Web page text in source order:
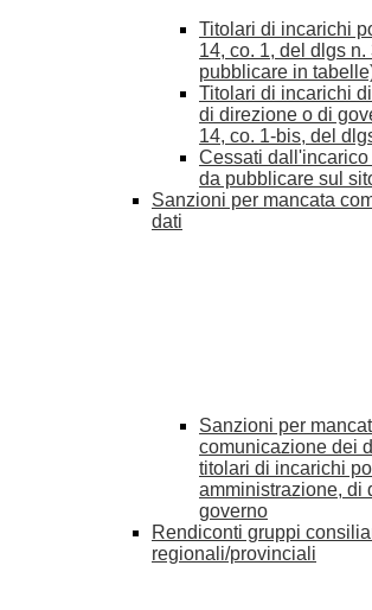
Titolari di incarichi
14, co. 1, del dlgs n.
pubblicare in
Titolari di incarichi
di direzione o di
14, co. 1-bis, del
Cessati
da pubblicare sul
Sanzioni per mancata
dati
Sanzioni per
comunicazione dei
titolari di incarichi
amministrazione, di
governo
Rendiconti gruppi
regionali/provinciali